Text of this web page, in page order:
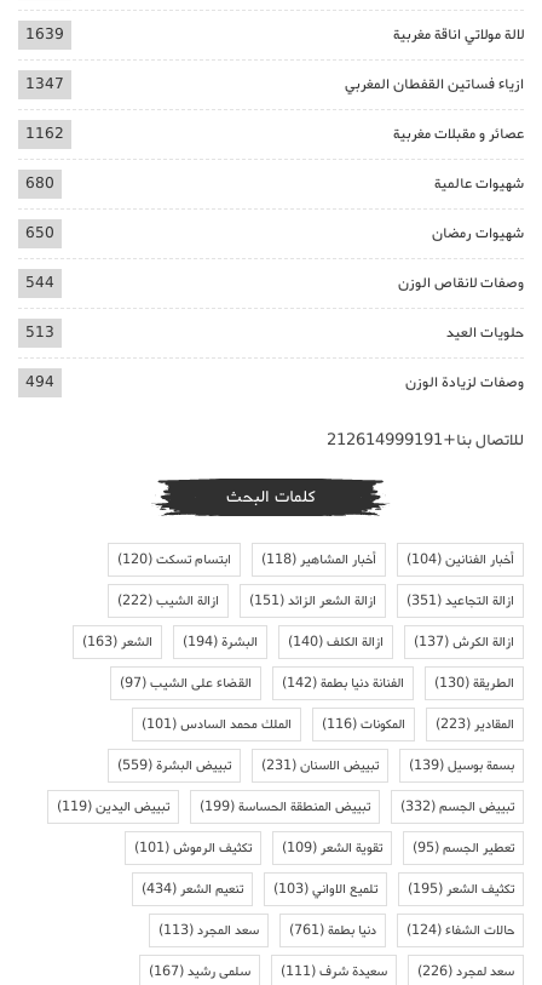
لالة مولاتي اناقة مغربية 1639
ازياء فساتين القفطان المغربي 1347
عصائر و مقبلات مغربية 1162
شهيوات عالمية 680
شهيوات رمضان 650
وصفات لانقاص الوزن 544
حلويات العيد 513
وصفات لزيادة الوزن 494
للاتصال بنا+212614999191
كلمات البحث
أخبار الفنانين(104) أخبار المشاهير(118) ابتسام تسكت(120)
ازالة التجاعيد(351) ازالة الشعر الزائد(151) ازالة الشيب(222)
ازالة الكرش(137) ازالة الكلف(140) البشرة(194) الشعر(163)
الطريقة(130) الفنانة دنيا بطمة(142) القضاء على الشيب(97)
المقادير(223) المكونات(116) الملك محمد السادس(101)
بسمة بوسيل(139) تبييض الاسنان(231) تبييض البشرة(559)
تبييض الجسم(332) تبييض المنطقة الحساسة(199) تبييض اليدين(119)
تعطير الجسم(95) تقوية الشعر(109) تكثيف الرموش(101)
تكثيف الشعر(195) تلميع الاواني(103) تنعيم الشعر(434)
حالات الشفاء(124) دنيا بطمة(761) سعد المجرد(113)
سعد لمجرد(226) سعيدة شرف(111) سلمى رشيد(167)